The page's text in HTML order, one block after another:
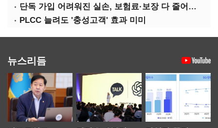
단독 가입 어려워진 실손, 보험료·보장 다 줄어든 5세대는?
PLCC 늘려도 '충성고객' 효과 미미
뉴스리듬